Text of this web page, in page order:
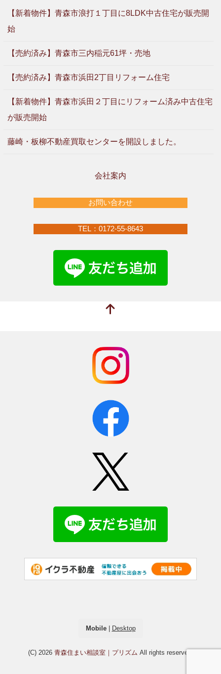
【新着物件】青森市浪打１丁目に8LDK中古住宅が販売開
始
【売約済み】青森市三内稲元61坪・売地
【売約済み】青森市浜田2丁目リフォーム住宅
【新着物件】青森市浜田２丁目にリフォーム済み中古住宅
が販売開始
藤崎・板柳不動産買取センターを開設しました。
会社案内
お問い合わせ
TEL：0172-55-8643
Mobile| Desktop
(C) 2026 青森住まい相談室｜プリズム All rights reserved.